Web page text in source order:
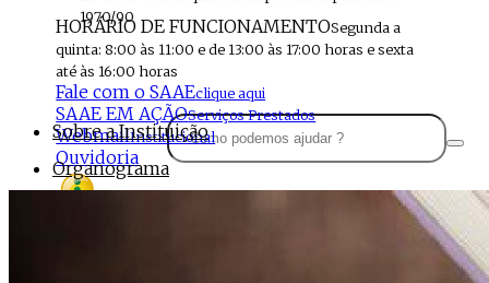
1970/90
HORÁRIO DE FUNCIONAMENTOSegunda a
quinta: 8:00 às 11:00 e de 13:00 às 17:00 horas e sexta
até às 16:00 horas
Fale com o SAAEclique aqui
SAAE EM AÇÃOServiços Prestados
WebmailInstitucional
Ouvidoria
Sobre a Instituição
Organograma